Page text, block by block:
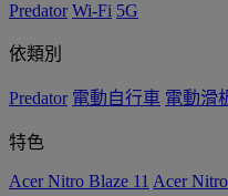
Predator Wi-Fi 5G
依類別
Predator 電動自行車 電動滑
特色
Acer Nitro Blaze 11 Acer